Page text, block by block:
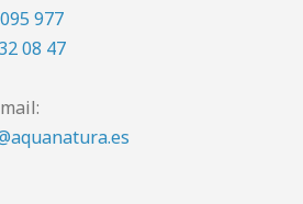
977
08 47